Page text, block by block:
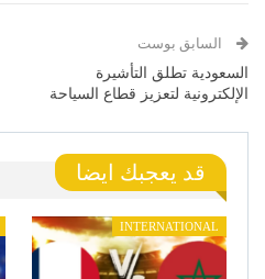
السابق بوست
السعودية تطلق التأشيرة
الإلكترونية لتعزيز قطاع السياحة
قد يعجبك ايضا
INTERNATIONAL